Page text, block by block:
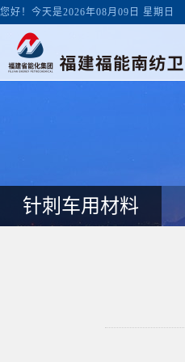
您好！今天是2026年08月09日 星期日
针刺车用材料